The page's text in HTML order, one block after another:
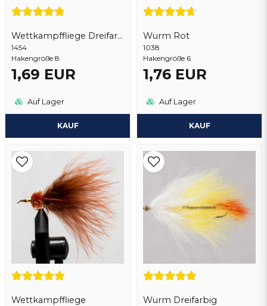
Wettkampffliege Dreifarbig
1454
Hakengröße 8
1,69 EUR
Auf Lager
KAUF
Wurm Rot
1038
Hakengröße 6
1,76 EUR
Auf Lager
KAUF
Wettkampffliege Wurm Dreifarbig
Frage senden